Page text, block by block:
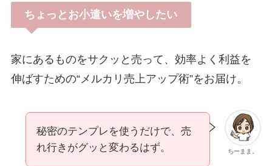
ちょっとお小遣いを増やしたい
家にあるものをサクッと売って、効率よく利益を
伸ばすための“メルカリ売上アップ術”をお届け。
ちーまま。
秘密のテンプレを使うだけで、売
れ行きがグッと変わるはず。